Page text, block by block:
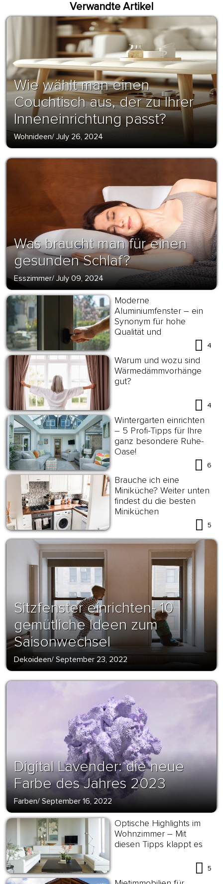
Verwandte Artikel
Wie wählt man einen
Couchtisch aus, der zu Ihrer
Inneneinrichtung passt?
Wohnideen/ July 26, 2024
Was braucht man für einen
gesunden Schlaf?
Esszimmer/ July 09, 2024
Moderne
Aluminiumfenster – ein
Synonym für hohe
Qualität und
4
Warum und wozu sind
Wärmedämmvorhänge
gut?
4
Wintergarten einrichten
– 5 Profi-Tipps für Ihre
ganz besondere Ruhe-
Oase!
6
Brauche ich eine
Miniküche? Weiter unten
findest du die besten
Miniküchen
5
Sitzfenster einrichten- 10
gemütliche Ideen zum
Saisonwechsel
Dekoideen/ September 23, 2022
Digital Lavender: die neue
Farbe des Jahres 2023
Farben/ September 16, 2022
Optische Highlights im
Wohnzimmer – Mit
diesen Tipps klappt es
5